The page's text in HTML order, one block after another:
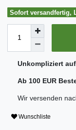
Sofort versandfertig,
Unkompliziert
Ab 100 EUR
Wir versenden
Wunschliste